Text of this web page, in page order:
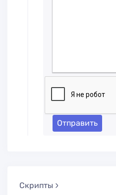
Отправить
Скрипты